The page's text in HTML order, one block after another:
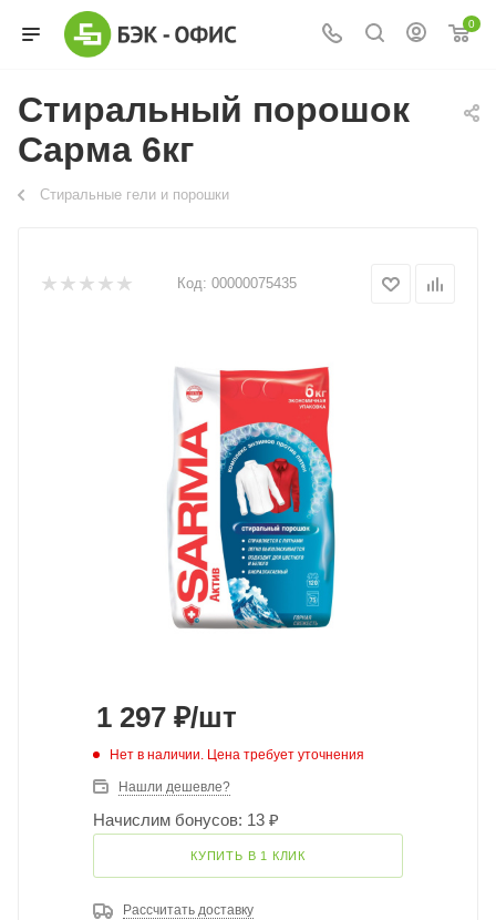
0
Стиральный порошок
Сарма 6кг
Стиральные гели и порошки
Код: 00000075435
1 297 ₽/шт
Нет в наличии. Цена требует уточнения
Нашли дешевле?
Начислим бонусов: 13 ₽
КУПИТЬ В 1 КЛИК
Рассчитать доставку